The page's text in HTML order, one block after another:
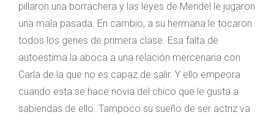
pillaron una borrachera y las leyes de Mendel le jugaron
una mala pasada. En cambio, a su hermana le tocaron
todos los genes de primera clase. Esa falta de
autoestima la aboca a una relación mercenaria con
Carla de la que no es capaz de salir. Y ello empeora
cuando esta se hace novia del chico que le gusta a
sabiendas de ello. Tampoco su sueño de ser actriz va